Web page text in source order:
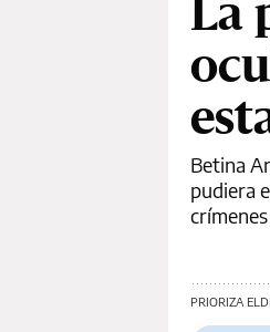
Betina
pudiera
PRIORIZA